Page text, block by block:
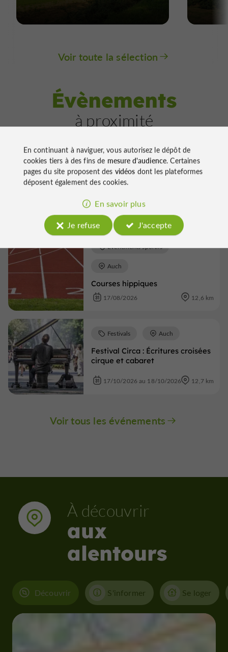
Voir toute la sélection
Évènements
à proximité
Visite audio-guidée de
Lavardens avec Baludio : La vie
Culture Lavardens
01/01/2026 au 31/12/2026
Courses hippiques
Evènements sportifs
Auch
17/08/2026 12,6 km
Festival Circa : Écritures croisées
cirque et cabaret
Festivals Auch
17/10/2026 au 18/10/2026 12,7 km
Voir tous les événements
À découvrir
aux
alentours
Découvrir S'informer Se loger
En continuant à naviguer, vous autorisez le dépôt de
cookies tiers à des fins de mesure d'audience. Certaines
pages du site proposent des vidéos dont les plateformes
déposent également des cookies.
En savoir plus
Je refuse
J'accepte